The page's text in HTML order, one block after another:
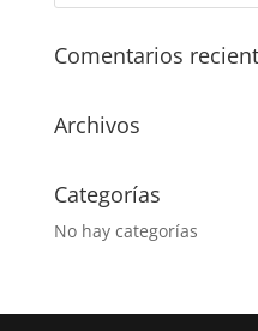
Comentarios
Archivos
Categorías
No hay categorías